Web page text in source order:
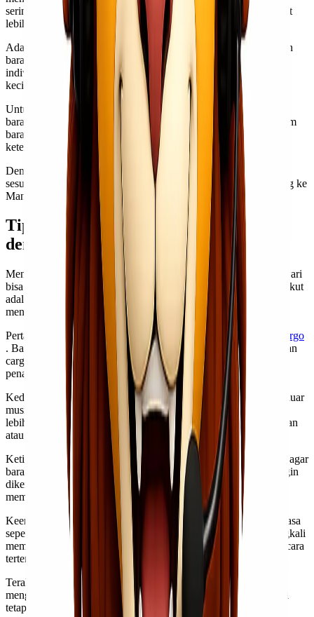
seringkali hanya dalam hitungan hari. Meskipun biayanya sedikit
lebih tinggi, kecepatan adalah prioritas utama di sini.
Ada juga layanan cargo murah yang dirancang untuk pengiriman
barang berat atau besar. Biasanya digunakan oleh bisnis atau
individu yang membutuhkan kapasitas lebih dari sekadar paket
kecil.
Untuk mereka yang peduli dengan keamanan dan perlindungan
barang berharga, ada opsi asuransi tambahan pada ekspedisi kirim
barang ini. Biaya ekstra mungkin diperlukan tetapi memberikan
ketenangan pikiran saat mengirim item penting.
Dengan berbagai pilihan tersebut, Anda dapat memilih layanan
sesuai budget dan kebutuhan spesifik Anda saat mengirim barang ke
Manokwari.
Tips Menghemat Biaya Pengiriman
dengan Jastip ke Manokwari
Menggunakan layanan ekspedisi kirim barang jastip ke Manokwari
bisa menjadi pilihan yang cerdas, terutama dalam hal biaya. Berikut
adalah beberapa tips untuk menghemat pengeluaran saat
menggunakan jasa ini.
Pertama, selalu bandingkan harga dari berbagai penyedia
jasa cargo
. Banyak perusahaan menawarkan tarif menarik untuk pengiriman
cargo murah. Dengan mencari tahu, Anda bisa menemukan
penawaran terbaik.
Kedua, pilih waktu pengiriman yang tepat. Mengirim barang di luar
musim puncak dapat membantu menekan biaya. Biasanya, tarif
lebih rendah ditawarkan pada hari kerja dibandingkan akhir pekan
atau hari libur.
Ketiga, pertimbangkan ukuran dan berat paket Anda. Usahakan agar
barang yang dikirim tidak melebihi batas maksimal jika tidak ingin
dikenakan biaya tambahan. Packing dengan efisien juga sangat
membantu mengurangi ukuran keseluruhan paket.
Keempat, manfaatkan promo dan diskon khusus dari penyedia jasa
seperti Lionel Express atau lainnya. Beberapa perusahaan seringkali
memberikan potongan harga bagi pelanggan baru atau selama acara
tertentu.
Terakhir, jangan ragu untuk bertanya kepada pihak ekspedisi
mengenai opsi layanan lain yang mungkin lebih ekonomis tetapi
tetap memenuhi kebutuhan pengiriman Anda.